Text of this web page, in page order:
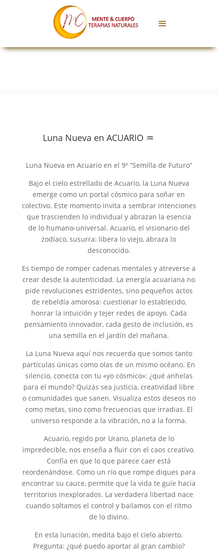
Luna Nueva en ACUARIO ♒
Luna Nueva en Acuario en el 9º “Semilla de Futuro”
Bajo el cielo estrellado de Acuario, la Luna Nueva
emerge como un portal cósmico para soñar en
colectivo. Este momento invita a sembrar intenciones
que trascienden lo individual y abrazan la esencia
de lo humano-universal. Acuario, el visionario del
zodíaco, susurra: libera lo viejo, abraza lo
desconocido.
Es tiempo de romper cadenas mentales y atreverse a
crear desde la autenticidad. La energía acuariana no
pide revoluciones estridentes, sino pequeños actos
de rebeldía amorosa: cuestionar lo establecido,
honrar la intuición y tejer redes de apoyo. Cada
pensamiento innovador, cada gesto de inclusión, es
una semilla en el jardín del mañana.
La Luna Nueva aquí nos recuerda que somos tanto
partículas únicas como olas de un mismo océano. En
silencio, conecta con tu «yo cósmico»: ¿qué anhelas
para el mundo? Quizás sea justicia, creatividad libre
o comunidades que sanen. Visualiza estos deseos no
como metas, sino como frecuencias que irradias. El
universo responde a la vibración, no a la forma.
Acuario, regido por Urano, planeta de lo
impredecible, nos enseña a fluir con el caos creativo.
Confía en que lo que parece caer está
reordenándose. Como un río que rompe diques para
encontrar su cauce, permite que la vida te guíe hacia
territorios inexplorados. La verdadera libertad nace
cuando soltamos el control y bailamos con el ritmo
de lo divino.
En esta lunación, medita bajo el cielo abierto.
Pregunta: ¿qué puedo aportar al gran cambio?